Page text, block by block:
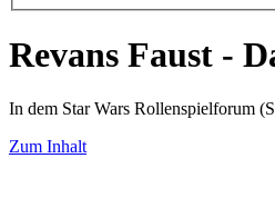
Revans Faust -
In dem Star Wars Rollenspielforum
Zum Inhalt